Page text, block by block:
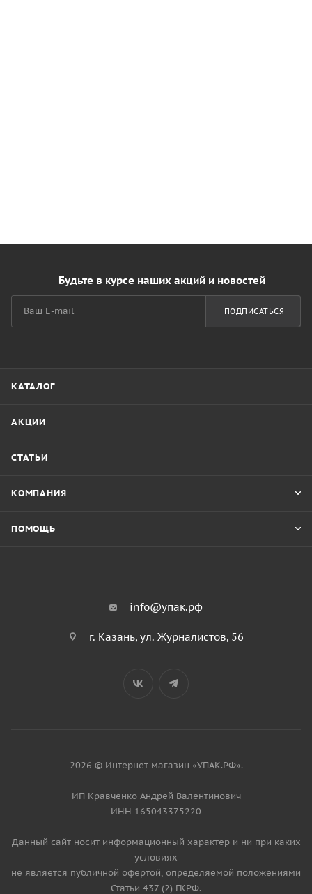
Будьте в курсе наших акций и новостей
ПОДПИСАТЬСЯ
КАТАЛОГ
АКЦИИ
СТАТЬИ
КОМПАНИЯ
ПОМОЩЬ
info@упак.рф
г. Казань, ул. Журналистов, 56
2026 © Интернет-магазин «УПАК.РФ».
ИП Кравченко Андрей Валентинович
ИНН 165043375220
Данный сайт носит информационный характер и ни при каких
условиях
не является публичной офертой, определяемой положениями
Статьи 437 (2) ГКРФ.